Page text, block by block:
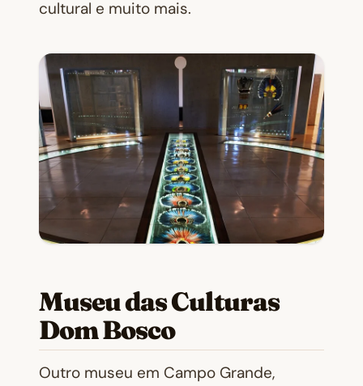
cultural e muito mais.
Museu das Culturas
Dom Bosco
Outro museu em Campo Grande,